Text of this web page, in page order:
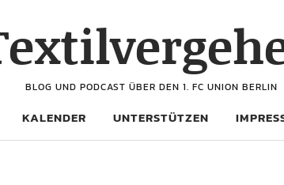
BLOG UND PODCAST ÜBER DEN 1. FC UNION BERLIN
KALENDER UNTERSTÜTZEN